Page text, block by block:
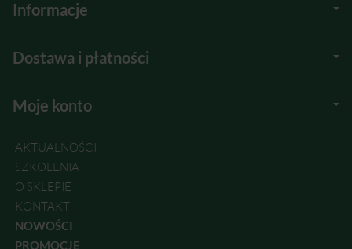
Informacje
Dostawa i płatności
Moje konto
AKTUALNOŚCI
SZKOLENIA
O SKLEPIE
KONTAKT
NOWOŚCI
PROMOCJE